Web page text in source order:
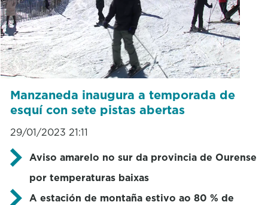
Manzaneda inaugura a temporada de
esquí con sete pistas abertas
29/01/2023 21:11
Aviso amarelo no sur da provincia de Ourense
por temperaturas baixas
A estación de montaña estivo ao 80 % de